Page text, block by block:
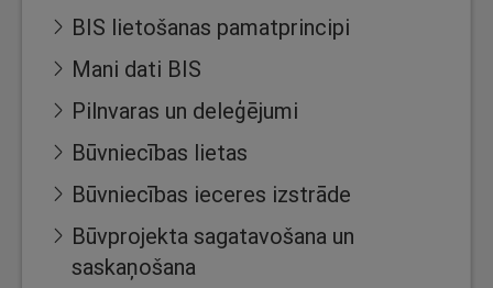
BIS lietošanas pamatprincipi
Mani dati BIS
Pilnvaras un deleģējumi
Būvniecības lietas
Būvniecības ieceres izstrāde
Būvprojekta sagatavošana un
saskaņošana